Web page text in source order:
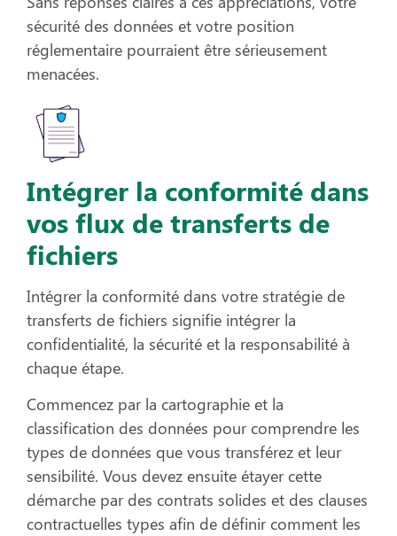
sécurité des données et votre position
réglementaire pourraient être sérieusement
menacées.
Intégrer la conformité dans
vos flux de transferts de
fichiers
Intégrer la conformité dans votre stratégie de
transferts de fichiers signifie intégrer la
confidentialité, la sécurité et la responsabilité à
chaque étape.
Commencez par la cartographie et la
classification des données pour comprendre les
types de données que vous transférez et leur
sensibilité. Vous devez ensuite étayer cette
démarche par des contrats solides et des clauses
contractuelles types afin de définir comment les